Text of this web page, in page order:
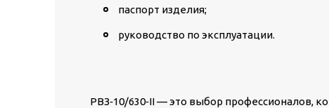
паспорт изделия;
руководство по эксплуатации.
РВЗ‑10/630‑II— это выбор профессионалов,